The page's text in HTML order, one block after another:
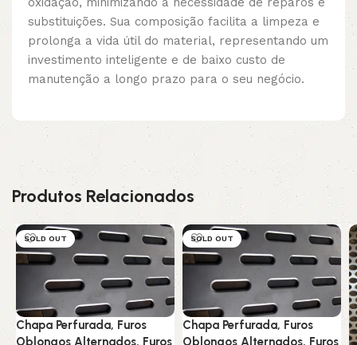
substituições. Sua composição facilita a limpeza e
prolonga a vida útil do material, representando um
investimento inteligente e de baixo custo de
manutenção a longo prazo para o seu negócio.
Produtos Relacionados
SOLD OUT
Chapa Perfurada, Furos
Oblongos Alternados, Furos
SOLD OUT
Chapa Perfurada, Furos
Oblongos Alternados, Furos